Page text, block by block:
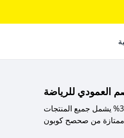
العمودي للرياضة
تسوق اجمل المنتجات الرياضية مع كود خصم العمودي للرياضة واستمتع بخصم 3% يشمل جميع المنتجات
من صحصح كوبون